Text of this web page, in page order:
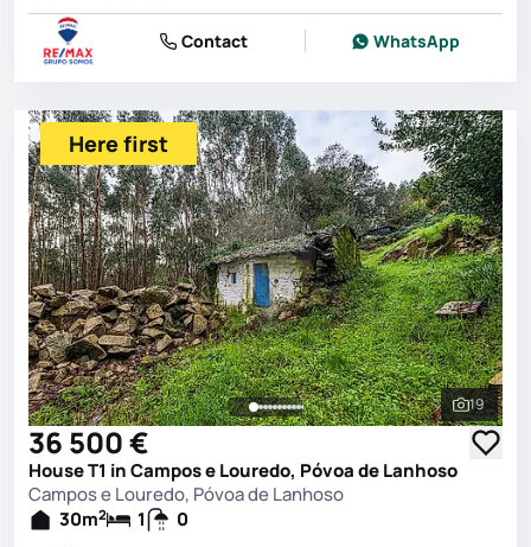
Contact WhatsApp
See all
19
Here first
36 500 €
House T1 in Campos e Louredo, Póvoa de Lanhoso
Campos e Louredo, Póvoa de Lanhoso
30m2 1 0